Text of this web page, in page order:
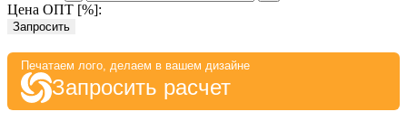
Цена ОПТ [%]:
Запросить
Печатаем лого, делаем в вашем дизайне
Запросить расчет